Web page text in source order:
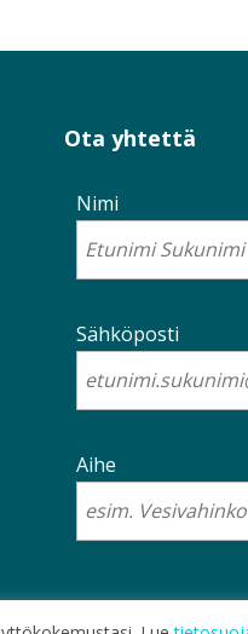
Ota yhtettä
Nimi
Sähköposti
Aihe